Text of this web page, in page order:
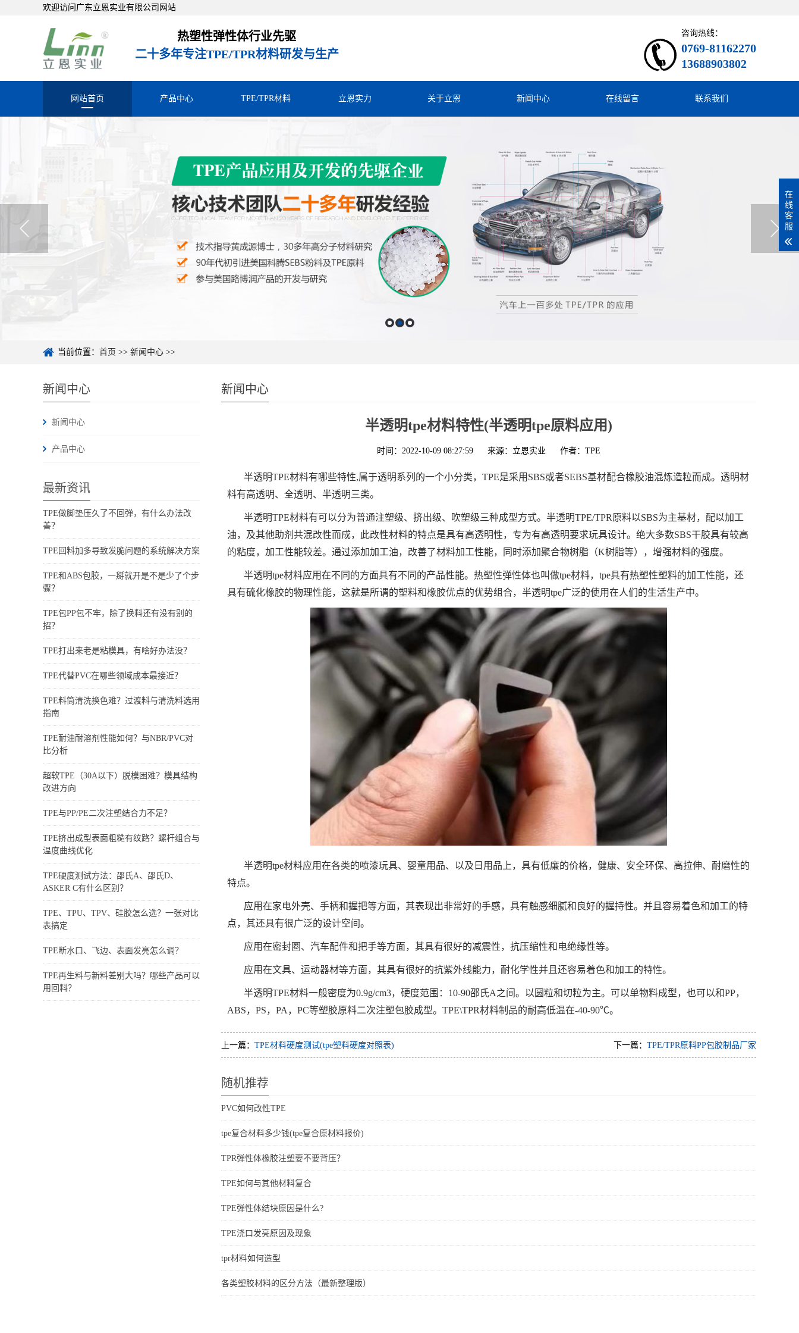
欢迎访问广东立恩实业有限公司网站
热塑性弹性体行业先驱
二十多年专注TPE/TPR材料研发与生产
咨询热线：
0769-81162270
13688903802
网站首页 产品中心 TPE/TPR材料 立恩实力 关于立恩 新闻中心 在线留言 联系我们
当前位置： 首页 >> 新闻中心 >>
新闻中心
新闻中心
产品中心
最新资讯
TPE做脚垫压久了不回弹，有什么办法改
善？
TPE回料加多导致发脆问题的系统解决方案
TPE和ABS包胶，一掰就开是不是少了个步
骤？
TPE包PP包不牢，除了换料还有没有别的
招？
TPE打出来老是粘模具，有啥好办法没？
TPE代替PVC在哪些领域成本最接近？
TPE料筒清洗换色难？过渡料与清洗料选用
指南
TPE耐油耐溶剂性能如何？与NBR/PVC对
比分析
超软TPE（30A以下）脱模困难？模具结构
改进方向
TPE与PP/PE二次注塑结合力不足？
TPE挤出成型表面粗糙有纹路？螺杆组合与
温度曲线优化
TPE硬度测试方法：邵氏A、邵氏D、
ASKER C有什么区别？
TPE、TPU、TPV、硅胶怎么选？一张对比
表搞定
TPE断水口、飞边、表面发亮怎么调？
TPE再生料与新料差别大吗？哪些产品可以
用回料？
新闻中心
半透明tpe材料特性(半透明tpe原料应用)
时间：2022-10-09 08:27:59 来源：立恩实业 作者：TPE
半透明TPE材料有哪些特性,属于透明系列的一个小分类，TPE是采用SBS或者SEBS基材配合橡胶油混炼造粒而成。透明材
料有高透明、全透明、半透明三类。
半透明TPE材料有可以分为普通注塑级、挤出级、吹塑级三种成型方式。半透明TPE/TPR原料以SBS为主基材，配以加工
油，及其他助剂共混改性而成，此改性材料的特点是具有高透明性，专为有高透明要求玩具设计。绝大多数SBS干胶具有较高
的粘度，加工性能较差。通过添加加工油，改善了材料加工性能，同时添加聚合物树脂（K树脂等），增强材料的强度。
半透明tpe材料应用在不同的方面具有不同的产品性能。热塑性弹性体也叫做tpe材料，tpe具有热塑性塑料的加工性能，还
具有硫化橡胶的物理性能，这就是所谓的塑料和橡胶优点的优势组合，半透明tpe广泛的使用在人们的生活生产中。
半透明tpe材料应用在各类的喷漆玩具、婴童用品、以及日用品上，具有低廉的价格，健康、安全环保、高拉伸、耐磨性的
特点。
应用在家电外壳、手柄和握把等方面，其表现出非常好的手感，具有触感细腻和良好的握持性。并且容易着色和加工的特
点，其还具有很广泛的设计空间。
应用在密封圈、汽车配件和把手等方面，其具有很好的减震性，抗压缩性和电绝缘性等。
应用在文具、运动器材等方面，其具有很好的抗紫外线能力，耐化学性并且还容易着色和加工的特性。
半透明TPE材料一般密度为0.9g/cm3，硬度范围：10-90邵氏A之间。以圆粒和切粒为主。可以单物料成型，也可以和PP，
ABS，PS，PA，PC等塑胶原料二次注塑包胶成型。TPE\TPR材料制品的耐高低温在-40-90℃。
上一篇： TPE材料硬度测试(tpe塑料硬度对照表) 下一篇： TPE/TPR原料PP包胶制品厂家
随机推荐
PVC如何改性TPE
tpe复合材料多少钱(tpe复合原材料报价)
TPR弹性体橡胶注塑要不要背压？
TPE如何与其他材料复合
TPE弹性体结块原因是什么?
TPE浇口发亮原因及现象
tpr材料如何造型
各类塑胶材料的区分方法（最新整理版）
在
线
客
服